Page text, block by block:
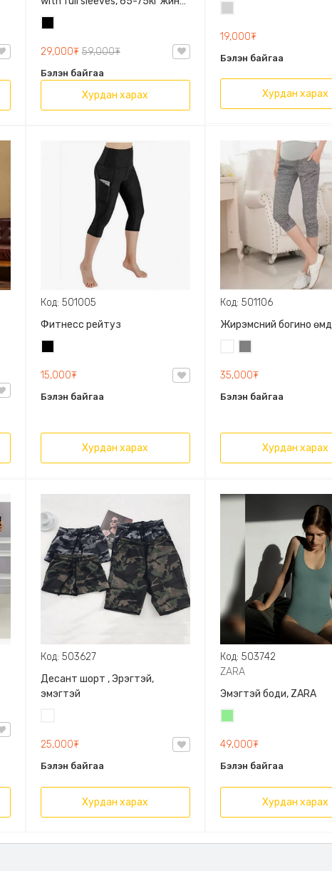
таарна, ZARA, 0962/642/800,
Задгай энгэртэй, Урт
ханцуйтай, Богино
29,000₮ 59,000₮
Бэлэн байгаа
Хурдан харах
19,000₮
Бэлэн байгаа
Хурдан харах
Код: 501005
Фитнесс рейтуз
15,000₮
Бэлэн байгаа
Хурдан харах
Код: 501106
Жирэмсний богино өмд
35,000₮
Бэлэн байгаа
Хурдан харах
Код: 503627
Десант шорт , Эрэгтэй,
эмэгтэй
25,000₮
Бэлэн байгаа
Хурдан харах
Код: 503742
ZARA
Эмэгтэй боди, ZARA
49,000₮
Бэлэн байгаа
Хурдан харах